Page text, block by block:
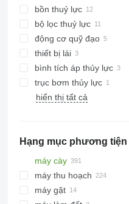
bồn thuỷ lực
bộ lọc thuỷ lực
động cơ quỹ đạo
thiết bị lái
bình tích áp thủy lực
trục bơm thủy lực
hiển thị tất cả
Hạng mục phương tiện
máy cày
máy kéo bánh lốp
máy kéo bánh xích
máy thu hoạch
máy thu hoạch bông
máy gặt